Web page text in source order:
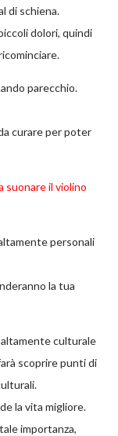
di schiena.
dolori, quindi
parecchio.
curare per poter
suonare il violino
personali
la tua
culturale
scoprire punti di
la vita migliore.
importanza,